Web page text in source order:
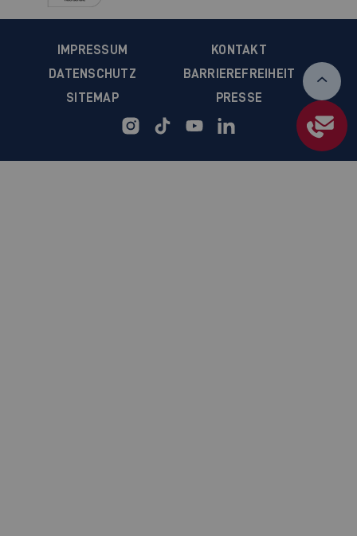
IMPRESSUM
KONTAKT
DATENSCHUTZ
BARRIEREFREIHEIT
SITEMAP
PRESSE